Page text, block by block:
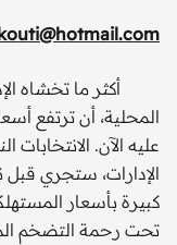
أكثر ما تخشاه
المحلية، أن ترتفع
عليه الآن.
الإدارات، ستجري قبل
تحت رحمة التضخم